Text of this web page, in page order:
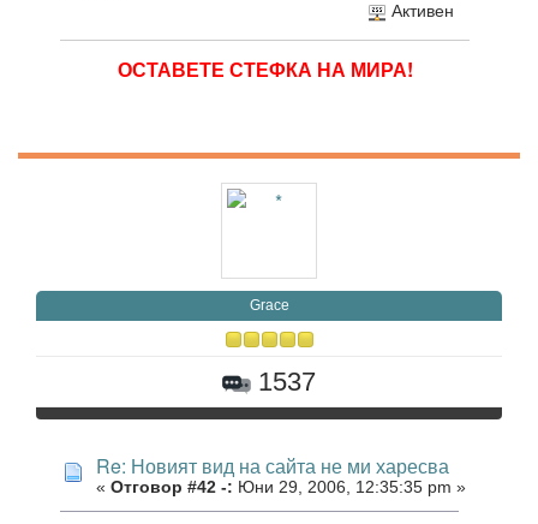
Активен
ОСТАВЕТЕ СТЕФКА НА МИРА!
Grace
1537
Re: Новият вид на сайта не ми харесва
« Отговор #42 -: Юни 29, 2006, 12:35:35 pm »